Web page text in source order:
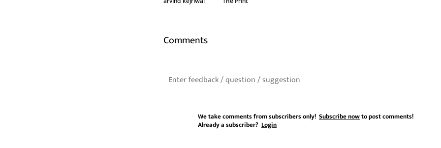
Comments
We take comments from subscribers only! Subscribe nowto post comments!
Already a subscriber? Login